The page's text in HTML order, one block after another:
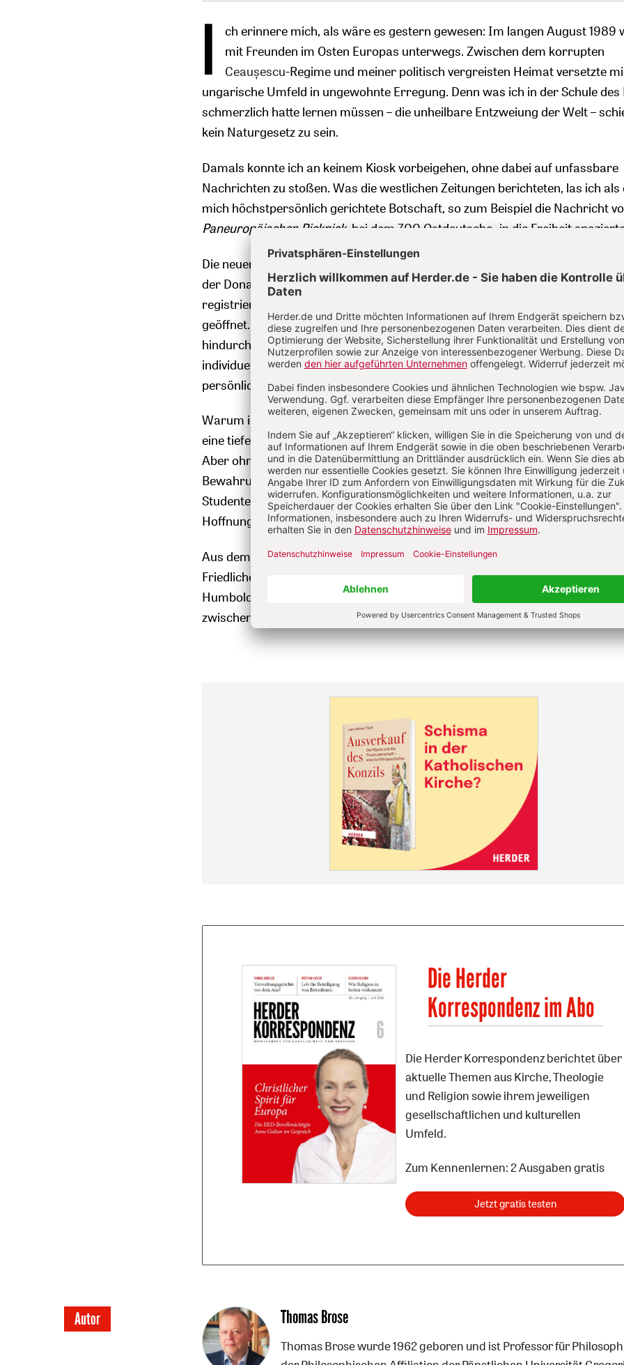
I
ch erinnere mich, als wäre es gestern gewesen: Im langen August 1989
mit Freunden im Osten Europas unterwegs. Zwischen dem korrupten
Ceaușescu-Regime und meiner politisch vergreisten Heimat versetzte
ungarische Umfeld in ungewohnte Erregung. Denn was ich in der Schule des
schmerzlich hatte lernen müssen – die unheilbare Entzweiung der Welt –
kein Naturgesetz zu sein.
Damals konnte ich an keinem Kiosk vorbeigehen, ohne dabei auf unfassbare
Nachrichten zu stoßen. Was die westlichen Zeitungen berichteten, las ich als
mich höchstpersönlich gerichtete Botschaft, so zum Beispiel die Nachricht
Paneuropäischen Picknick, bei dem 700 Ostdeutsche „in die Freiheit
Die neuen Umstände verlangten dringend nach einem Entschluss. Bei einer
der Donau begann ein innerer Kampf; ich wurde zunehmend stiller. Meine
registrierten diese Einsilbigkeit mit Unbehagen. Plötzlich hatte sich für mich
geöffnet. Und ich stand vor der einmaligen Gelegenheit,entschlossen durch
hindurchzugehen, meinen verzweifelten Widerstand aufzugeben und nach
individuellen Ausweg zu suchen. Eine existenzielle Entscheidung zwischen
persönlicher Glückssuche.Ein Sprung ins Ungewisse– so oder so!
Warum ich das marode Schiff damals nicht verlassen habe? Ich glaube, weil
eine tiefe Zuversicht lebendig war:Es kann sich alles ändern, und du willst
Aber ohne die „Ökumenische Versammlungfür Gerechtigkeit, Frieden und
Bewahrung der Schöpfung“ und meine neue Aufgabe in der (Ost-)Berliner
Studentengemeinde hätte ich kaum einen Ausgangspunkt gefunden, für diese
Hoffnung einzutreten.
Aus dem Sprung ins Ungewisse ergab sich etwas ganz Neues: Das Mit-
Friedlichen Revolution, die Wiederbelebung der
Romano-Guardini-Tradition
Humboldt-Universität und insgesamt 15 Jahre Bildungsarbeit an der
zwischen Ost und West.
Die Herder
Korrespondenz im Abo
Die Herder Korrespondenz berichtet über
aktuelle Themen aus Kirche, Theologie
und Religion sowie ihrem jeweiligen
gesellschaftlichen und kulturellen
Umfeld.
Zum Kennenlernen: 2 Ausgaben gratis
Jetzt gratis testen
Autor Thomas Brose
Thomas Brose wurde 1962 geboren und ist Professor für